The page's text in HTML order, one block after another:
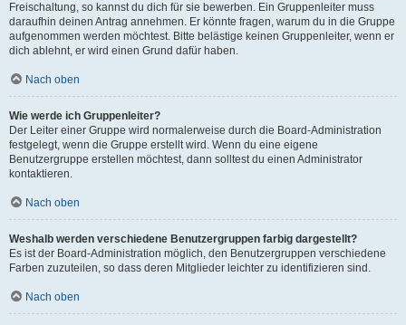
Freischaltung, so kannst du dich für sie bewerben. Ein Gruppenleiter muss
daraufhin deinen Antrag annehmen. Er könnte fragen, warum du in die Gruppe
aufgenommen werden möchtest. Bitte belästige keinen Gruppenleiter, wenn er
dich ablehnt, er wird einen Grund dafür haben.
Nach oben
Wie werde ich Gruppenleiter?
Der Leiter einer Gruppe wird normalerweise durch die Board-Administration
festgelegt, wenn die Gruppe erstellt wird. Wenn du eine eigene
Benutzergruppe erstellen möchtest, dann solltest du einen Administrator
kontaktieren.
Nach oben
Weshalb werden verschiedene Benutzergruppen farbig dargestellt?
Es ist der Board-Administration möglich, den Benutzergruppen verschiedene
Farben zuzuteilen, so dass deren Mitglieder leichter zu identifizieren sind.
Nach oben